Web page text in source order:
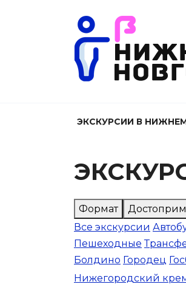
ЭКСКУРСИИ В
Формат
Все экскурсии
Пешеходные
Болдино Городец
Нижегородский